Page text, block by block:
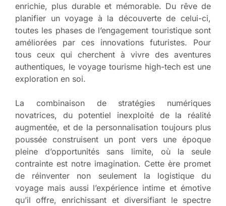
enrichie, plus durable et mémorable. Du rêve de
planifier un voyage à la découverte de celui-ci,
toutes les phases de l’engagement touristique sont
améliorées par ces innovations futuristes. Pour
tous ceux qui cherchent à vivre des aventures
authentiques, le voyage tourisme high-tech est une
exploration en soi.
La combinaison de stratégies numériques
novatrices, du potentiel inexploité de la réalité
augmentée, et de la personnalisation toujours plus
poussée construisent un pont vers une époque
pleine d’opportunités sans limite, où la seule
contrainte est notre imagination. Cette ère promet
de réinventer non seulement la logistique du
voyage mais aussi l’expérience intime et émotive
qu’il offre, enrichissant et diversifiant le spectre